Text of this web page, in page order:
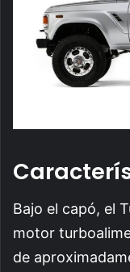
Bajo el capó, el
motor
de